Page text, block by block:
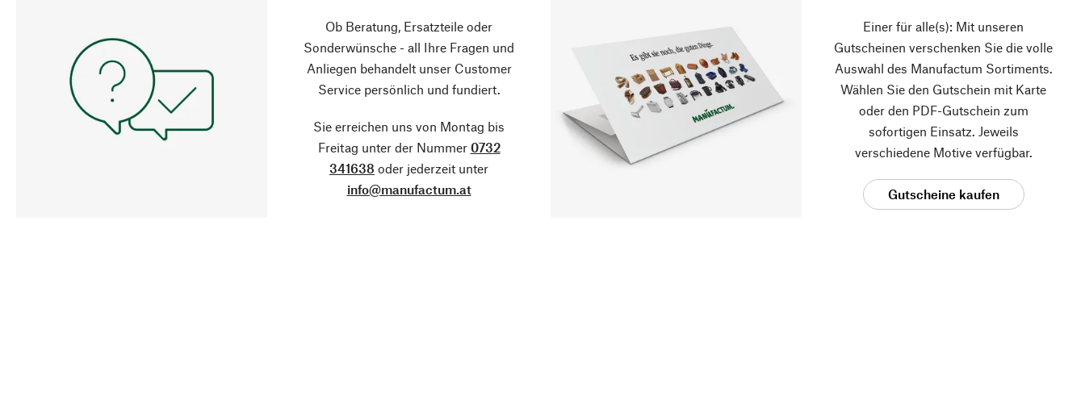
Ob Beratung, Ersatzteile oder
Sonderwünsche - all Ihre Fragen und
Anliegen behandelt unser Customer
Service persönlich und fundiert.
Sie erreichen uns von Montag bis
Freitag unter der Nummer 0732
341638 oder jederzeit unter
info@manufactum.at
Einer für alle(s): Mit unseren
Gutscheinen verschenken Sie die volle
Auswahl des Manufactum Sortiments.
Wählen Sie den Gutschein mit Karte
oder den PDF-Gutschein zum
sofortigen Einsatz. Jeweils
verschiedene Motive verfügbar.
Gutscheine kaufen